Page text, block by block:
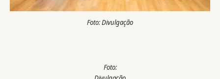
Foto: Divulgação
Foto: